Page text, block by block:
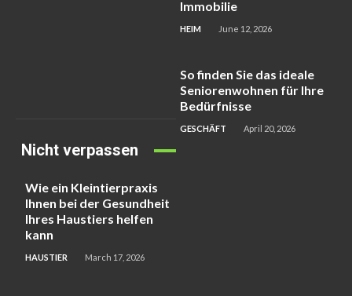
Immobilie
HEIM June 12, 2026
So finden Sie das ideale
Seniorenwohnen für Ihre
Bedürfnisse
GESCHÄFT April 20, 2026
Nicht verpassen
Wie ein Kleintierpraxis
Ihnen bei der Gesundheit
Ihres Haustiers helfen
kann
HAUSTIER March 17, 2026